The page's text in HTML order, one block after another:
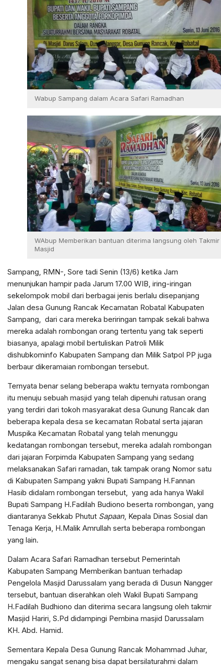
Wabup Sampang dalam Acara Safari Ramadhan
WAbup Memberikan bantuan diterima langsung oleh Takmir
Masjid
Sampang, RMN-, Sore tadi Senin (13/6) ketika Jam
menunjukan hampir pada Jarum 17.00 WIB, iring-iringan
sekelompok mobil dari berbagai jenis berlalu disepanjang
Jalan desa Gunung Rancak Kecamatan Robatal Kabupaten
Sampang, dari cara mereka beriringan tampak sekali bahwa
mereka adalah rombongan orang tertentu yang tak seperti
biasanya, apalagi mobil bertuliskan Patroli Milik
dishubkominfo Kabupaten Sampang dan Milik Satpol PP juga
berbaur dikeramaian rombongan tersebut.
Ternyata benar selang beberapa waktu ternyata rombongan
itu menuju sebuah masjid yang telah dipenuhi ratusan orang
yang terdiri dari tokoh masyarakat desa Gunung Rancak dan
beberapa kepala desa se kecamatan Robatal serta jajaran
Muspika Kecamatan Robatal yang telah menunggu
kedatangan rombongan tersebut, mereka adalah rombongan
dari jajaran Forpimda Kabupaten Sampang yang sedang
melaksanakan Safari ramadan, tak tampak orang Nomor satu
di Kabupaten Sampang yakni Bupati Sampang H.Fannan
Hasib didalam rombongan tersebut, yang ada hanya Wakil
Bupati Sampang H.Fadilah Budiono beserta rombongan, yang
diantaranya Sekkab Phutut Sapaan, Kepala Dinas Sosial dan
Tenaga Kerja, H.Malik Amrullah serta beberapa rombongan
yang lain.
Dalam Acara Safari Ramadhan tersebut Pemerintah
Kabupaten Sampang Memberikan bantuan terhadap
Pengelola Masjid Darussalam yang berada di Dusun Nangger
tersebut, bantuan diserahkan oleh Wakil Bupati Sampang
H.Fadilah Budhiono dan diterima secara langsung oleh takmir
Masjid Hariri, S.Pd didampingi Pembina masjid Darussalam
KH. Abd. Hamid.
Sementara Kepala Desa Gunung Rancak Mohammad Juhar,
mengaku sangat senang bisa dapat bersilaturahmi dalam